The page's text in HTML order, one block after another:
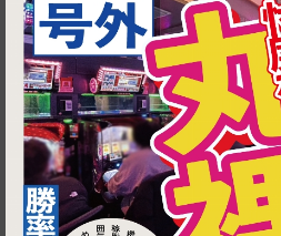
東京エリア│餃子と瓶